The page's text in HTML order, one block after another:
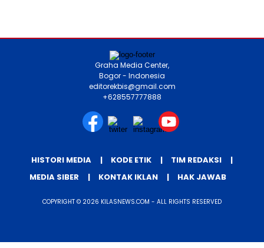
Graha Media Center,
Bogor - Indonesia
editorekbis@gmail.com
+628557777888
HISTORI MEDIA KODE ETIK
TIM REDAKSI
MEDIA SIBER
KONTAK IKLAN HAK JAWAB
COPYRIGHT © 2026 KILASNEWS.COM - ALL RIGHTS RESERVED